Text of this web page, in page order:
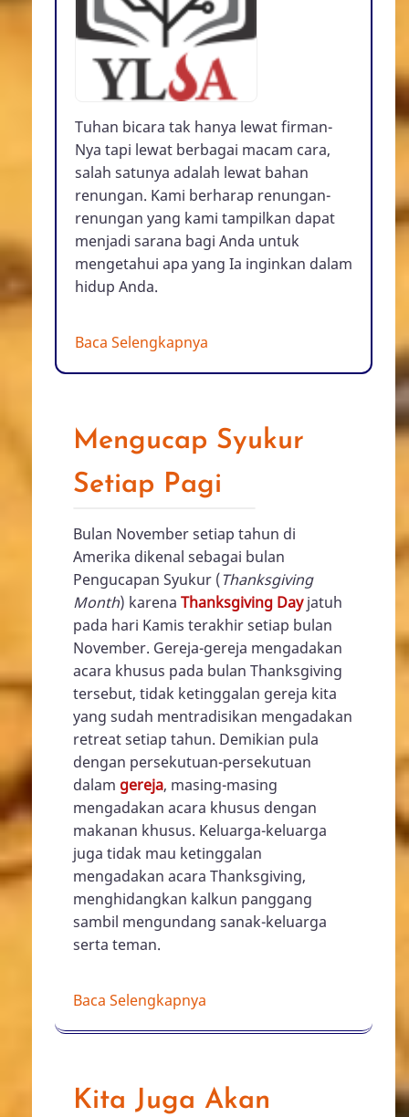
Tuhan bicara tak hanya lewat firman-
Nya tapi lewat berbagai macam cara,
salah satunya adalah lewat bahan
renungan. Kami berharap renungan-
renungan yang kami tampilkan dapat
menjadi sarana bagi Anda untuk
mengetahui apa yang Ia inginkan dalam
hidup Anda.
Baca Selengkapnya
Mengucap Syukur
Setiap Pagi
Bulan November setiap tahun di
Amerika dikenal sebagai bulan
Pengucapan Syukur (Thanksgiving
Month) karena Thanksgiving Dayjatuh
pada hari Kamis terakhir setiap bulan
November. Gereja-gereja mengadakan
acara khusus pada bulan Thanksgiving
tersebut, tidak ketinggalan gereja kita
yang sudah mentradisikan mengadakan
retreat setiap tahun. Demikian pula
dengan persekutuan-persekutuan
dalam gereja, masing-masing
mengadakan acara khusus dengan
makanan khusus. Keluarga-keluarga
juga tidak mau ketinggalan
mengadakan acara Thanksgiving,
menghidangkan kalkun panggang
sambil mengundang sanak-keluarga
serta teman.
Baca Selengkapnya
Kita Juga Akan